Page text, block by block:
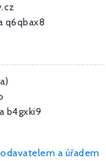
q6qbax8
b4gxki9
a úřadem